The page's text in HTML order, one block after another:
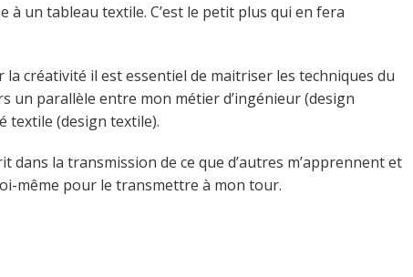
à un tableau textile. C’est le petit plus qui en fera
la créativité il est essentiel de maitriser les techniques du
un parallèle entre mon métier d’ingénieur (design
textile (design textile).
dans la transmission de ce que d’autres m’apprennent et
même pour le transmettre à mon tour.